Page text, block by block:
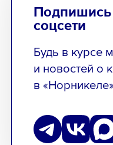
соцсети
Будь в курсе
и новостей о
в «Норникеле»